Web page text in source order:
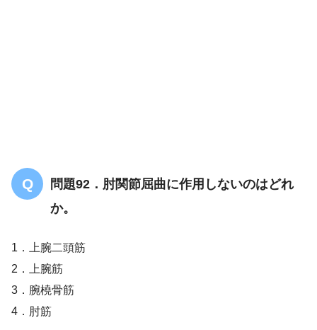
問題92．肘関節屈曲に作用しないのはどれ
か。
1．上腕二頭筋
2．上腕筋
3．腕橈骨筋
4．肘筋